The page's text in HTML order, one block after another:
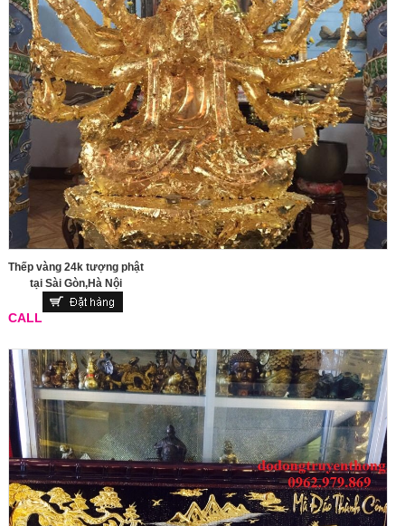
Thếp vàng 24k tượng phật
tại Sài Gòn,Hà Nội
CALL